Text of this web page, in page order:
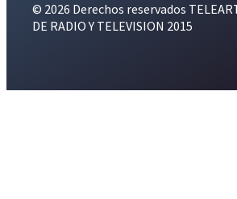
© 2026 Derechos reservados
DE RADIO Y TELEVISION 2015